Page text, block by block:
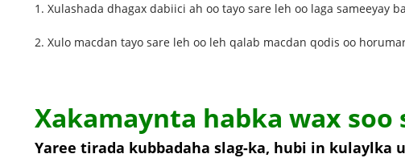
1. Xulashada dhagax dabiici ah oo tayo sare leh oo laga sameeyay
2. Xulo macdan tayo sare leh oo leh qalab macdan qodis oo
Xakamaynta habka wax soo
Yaree tirada kubbadaha slag-ka, hubi in kulaylka